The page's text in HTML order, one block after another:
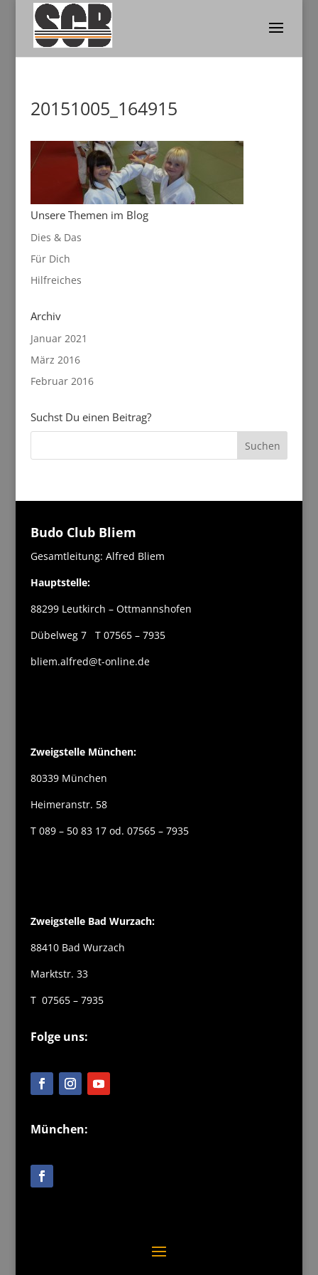
20151005_164915
Unsere Themen im Blog
Dies & Das
Für Dich
Hilfreiches
Archiv
Januar 2021
März 2016
Februar 2016
Suchst Du einen Beitrag?
Budo Club Bliem
Gesamtleitung: Alfred Bliem
Hauptstelle:
88299 Leutkirch – Ottmannshofen
Dübelweg 7 T 07565 – 7935
bliem.alfred@t-online.de
Zweigstelle München:
80339 München
Heimeranstr. 58
T 089 – 50 83 17 od. 07565 – 7935
Zweigstelle Bad Wurzach:
88410 Bad Wurzach
Marktstr. 33
T 07565 – 7935
Folge uns:
München: